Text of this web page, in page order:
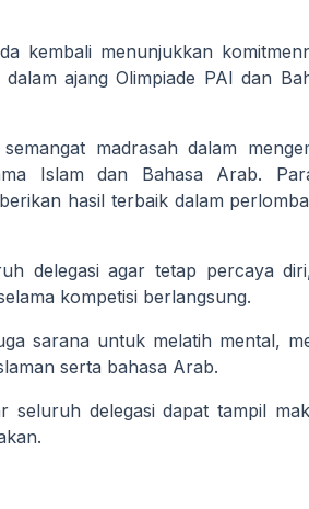
kembali menunjukkan
dalam ajangOlimpiade PAI dan
madrasah dalam
Islam dan Bahasa Arab.
hasil terbaik dalam
delegasi agar tetap percaya
kompetisi berlangsung.
sarana untuk melatih mental,
serta bahasa Arab.
delegasi dapat tampil